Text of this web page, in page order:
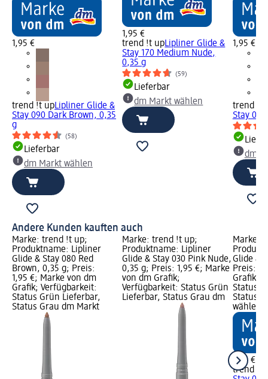
1,95 €
trend !t upLipliner Glide &
Stay 090 Dark Brown, 0,35
g
(58)
Lieferbar
dm Markt wählen
1,95 €
trend !t upLipliner Glide &
Stay 170 Medium Nude,
0,35 g
(59)
Lieferbar
dm Markt wählen
1,95 €
trend !t
Stay
dm
Andere Kunden kauften auch
Marke: trend !t up;
Produktname: Lipliner
Glide & Stay 080 Red
Brown, 0,35 g; Preis:
1,95 €; Marke von dm
Grafik; Verfügbarkeit:
Status Grün Lieferbar,
Status Grau dm Markt
Marke: trend !t up;
Produktname: Lipliner
Glide & Stay 030 Pink Nude,
0,35 g; Preis: 1,95 €; Marke
von dm Grafik;
Verfügbarkeit: Status Grün
Lieferbar, Status Grau dm
Marke:
Glide &
Preis:
Grafik;
Status
Status
wählen
1,95 €
trend !t